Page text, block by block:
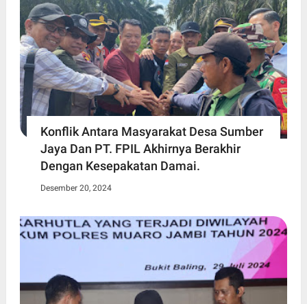
Konflik Antara Masyarakat Desa Sumber
Jaya Dan PT. FPIL Akhirnya Berakhir
Dengan Kesepakatan Damai.
Desember 20, 2024